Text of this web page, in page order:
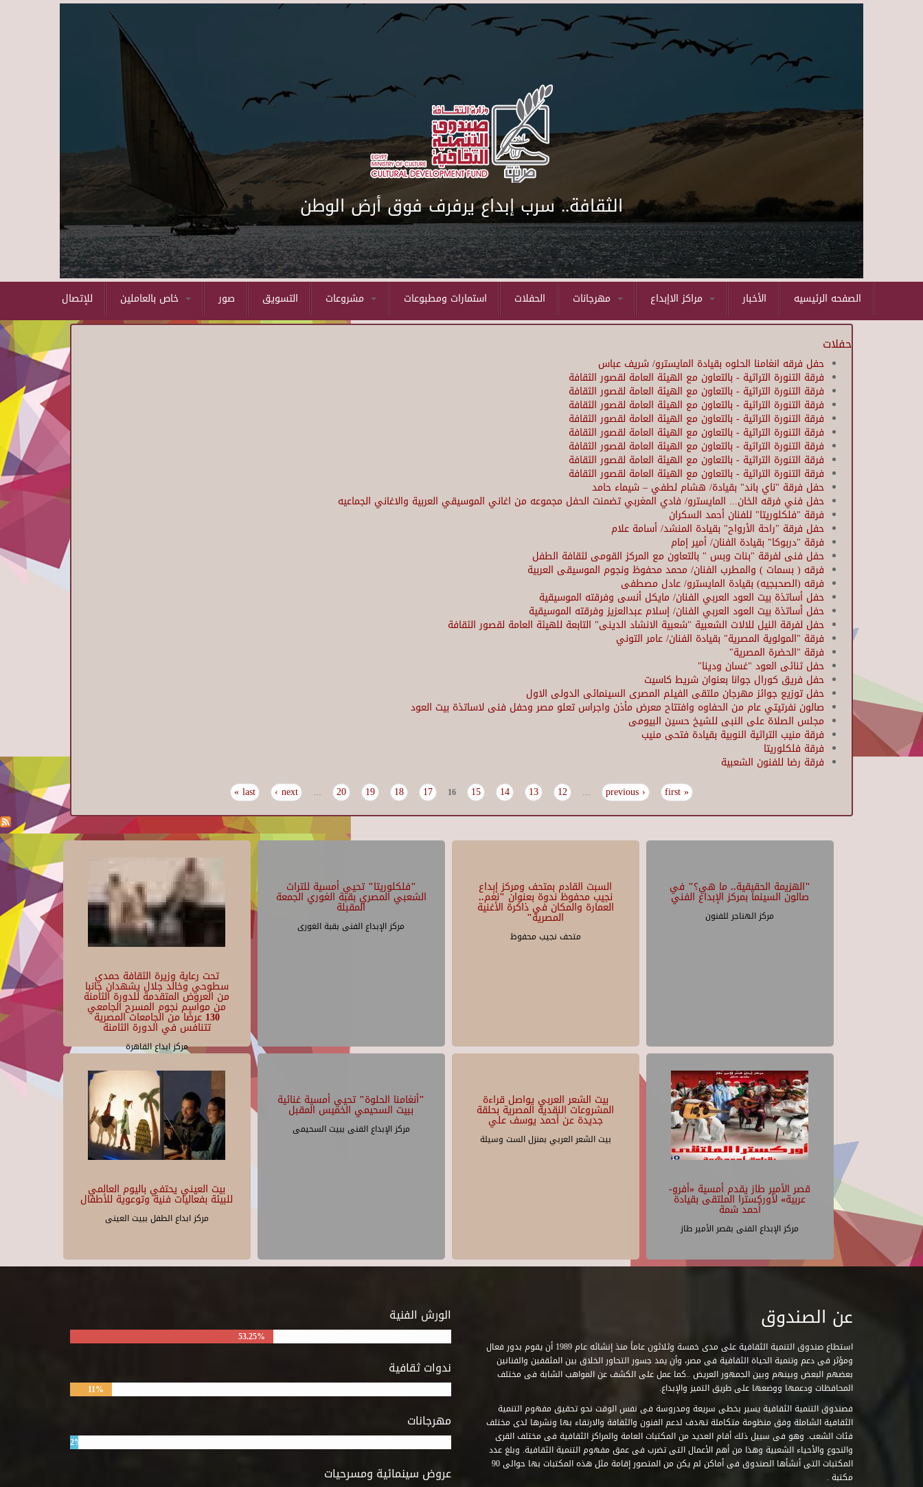
Skip to main content
الثقافة.. سرب إبداع يرفرف فوق أرض الوطن
للإتصال صور التسويق استمارات ومطبوعات الحفلات الأخبار الصفحه الرئيسيه
حفلات
حفل فرقه انغامنا الحلوه بقيادة المايسترو/ شريف عباس
فرقة التنورة التراثية - بالتعاون مع الهيئة العامة لقصور الثقافة
فرقة التنورة التراثية - بالتعاون مع الهيئة العامة لقصور الثقافة
فرقة التنورة التراثية - بالتعاون مع الهيئة العامة لقصور الثقافة
فرقة التنورة التراثية - بالتعاون مع الهيئة العامة لقصور الثقافة
فرقة التنورة التراثية - بالتعاون مع الهيئة العامة لقصور الثقافة
فرقة التنورة التراثية - بالتعاون مع الهيئة العامة لقصور الثقافة
فرقة التنورة التراثية - بالتعاون مع الهيئة العامة لقصور الثقافة
فرقة التنورة التراثية - بالتعاون مع الهيئة العامة لقصور الثقافة
حفل فرقة "ناي باند" بقيادة/ هشام لطفي – شيماء حامد
حفل فني فرقه الخان... المايسترو/ فادي المغربي تضمنت الحفل مجموعه من اغاني الموسيقي العربية والاغاني الجماعيه
فرقة "فلكلوريتا" للفنان أحمد السكران
حفل فرقة "راحة الأرواح" بقيادة المنشد/ أسامة علام
فرقة "دربوكا" بقيادة الفنان/ أمير إمام
حفل فنى لفرقة "بنات وبس " بالتعاون مع المركز القومى لثقافة الطفل
فرقه ( بسمات ) والمطرب الفنان/ محمد محفوظ ونجوم الموسيقى العربية
فرقه (الصحبجيه) بقيادة المايسترو/ عادل مصطفى
حفل أساتذة بيت العود العربي الفنان/ مايكل أنسى وفرقته الموسيقية
حفل أساتذة بيت العود العربي الفنان/ إسلام عبدالعزيز وفرقته الموسيقية
حفل لفرقة النيل للالات الشعبية "شعبية الانشاد الدينى" التابعة للهيئة العامة لقصور الثقافة
فرقة "المولوية المصرية" بقيادة الفنان/ عامر التوني
فرقة "الحضرة المصرية"
حفل ثنائى العود "غسان ودينا"
حفل فريق كورال جوانا بعنوان شريط كاسيت
حفل توزيع جوائز مهرجان ملتقى الفيلم المصرى السينمائى الدولى الاول
صالون نفرتيتي عام من الحفاوه وافتتاح معرض مأذن واجراس تعلو مصر وحفل فنى لاساتذة بيت العود
مجلس الصلاة على النبى للشيخ حسين البيومى
فرقة منيب التراثية النوبية بقيادة فتحى منيب
فرقة فلكلوريتا
فرقة رضا للفنون الشعبية
« first
‹ previous
…
12
13
14
15
16
17
18
19
20
…
next ›
last »
تحت رعاية وزيرة الثقافة حمدي
سطوحي وخالد جلال يشهدان جانبا
من العروض المتقدمة للدورة الثامنة
من مواسم نجوم المسرح الجامعي
130 عرضًا من الجامعات المصرية
تتنافس في الدورة الثامنة
مركز ابداع القاهرة
"فلكلوريتا" تحيي أمسية للتراث
الشعبي المصري بقبة الغوري الجمعة
المقبلة
مركز الإبداع الفنى بقبة الغورى
السبت القادم بمتحف ومركز إبداع
نجيب محفوظ ندوة بعنوان "نغم..
العمارة والمكان في ذاكرة الأغنية
المصرية"
متحف نجيب محفوظ
"الهزيمة الحقيقية.. ما هي؟" في
صالون السينما بمركز الإبداع الفني
مركز الهناجر للفنون
بيت العيني يحتفي باليوم العالمي
للبيئة بفعاليات فنية وتوعوية للأطفال
مركز ابداع الطفل ببيت العينى
"أنغامنا الحلوة" تحيي أمسية غنائية
ببيت السحيمي الخميس المقبل
مركز الإبداع الفنى ببيت السحيمى
بيت الشعر العربي يواصل قراءة
المشروعات النقدية المصرية بحلقة
جديدة عن أحمد يوسف علي
بيت الشعر العربي بمنزل الست وسيلة
قصر الأمير طاز يقدم أمسية «أفرو-
عربية» لأوركسترا الملتقى بقيادة
أحمد شمة
مركز الإبداع الفنى بقصر الأمير طاز
الورش الفنية
53.25%
ندوات ثقافية
11%
مهرجانات
2%
عروض سينمائية ومسرحيات
عن الصندوق
استطاع صندوق التنمية الثقافية على مدى خمسة وثلاثون عاماً منذ إنشائه عام 1989 أن يقوم بدور فعال
ومؤثر فى دعم وتنمية الحياة الثقافية فى مصر، وأن يمد جسور التحاور الخلاق بين المثقفين والفنانين
بعضهم البعض وبينهم وبين الجمهور العريض ..كما عمل على الكشف عن المواهب الشابة فى مختلف
المحافظات ودعمها ووضعها على طريق التميز والإبداع.
فصندوق التنمية الثقافية يسير بخطى سريعة ومدروسة فى نفس الوقت نحو تحقيق مفهوم التنمية
الثقافية الشاملة وفق منظومة متكاملة تهدف لدعم الفنون والثقافة والارتقاء بها ونشرها لدى مختلف
فئات الشعب. وهو فى سبيل ذلك أقام العديد من المكتبات العامة والمراكز الثقافية فى مختلف القرى
والنجوع والأحياء الشعبية وهذا من أهم الأعمال التى تضرب فى عمق مفهوم التنمية الثقافية. وبلغ عدد
المكتبات التى أنشأها الصندوق فى أماكن لم يكن من المتصور إقامة مثل هذه المكتبات بها حوالى 90
مكتبة .